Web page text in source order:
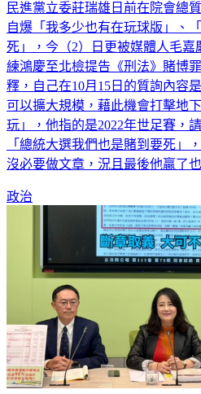
民進黨立委莊瑞雄日前在院會總
自爆「我多少也有在玩球版」、
死」，今（2）日更被媒體人毛嘉
練鴻慶至北檢提告《刑法》賭博
釋，自己在10月15日的質詢內容
可以擴大規模，藉此機會打擊地
玩」，他指的是2022年世足賽，
「總統大選我們也是賭到要死」
沒必要做文章，況且最後他贏了
政治